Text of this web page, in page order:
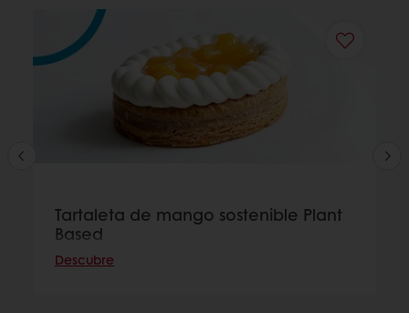
Tartaleta de mango sostenible Plant
Based
Descubre